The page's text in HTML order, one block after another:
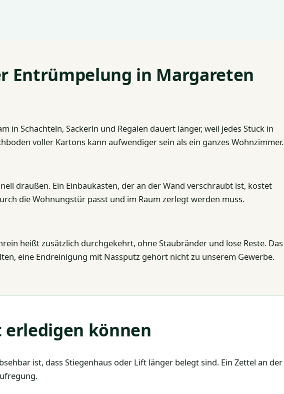
Entrümpelung in Margareten
in Schachteln, Sackerln und Regalen dauert länger, weil jedes Stück in
voller Kartons kann aufwendiger sein als ein ganzes Wohnzimmer.
draußen. Ein Einbaukasten, der an der Wand verschraubt ist, kostet
die Wohnungstür passt und im Raum zerlegt werden muss.
heißt zusätzlich durchgekehrt, ohne Staubränder und lose Reste. Das
eine Endreinigung mit Nassputz gehört nicht zu unserem Gewerbe.
erledigen können
ist, dass Stiegenhaus oder Lift länger belegt sind. Ein Zettel an der